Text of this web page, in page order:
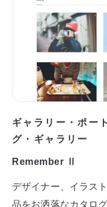
ギャラリー・ポー
グ・ギャラリー
Remember Ⅱ
デザイナー、イラス
品をお洒落なカタロ